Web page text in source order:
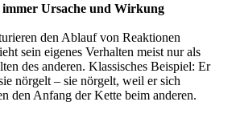
Ursache und Wirkung
den Ablauf von Reaktionen
sein eigenes Verhalten meist nur als
des anderen. Klassisches Beispiel: Er
nörgelt – sie nörgelt, weil er sich
den Anfang der Kette beim anderen.